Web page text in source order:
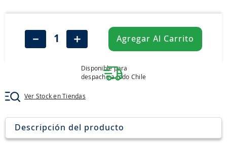
＋
－ Agregar Al Carrito
Disponible para
despacho a todo Chile
Ver Stock en Tiendas
Descripción del producto
john deere